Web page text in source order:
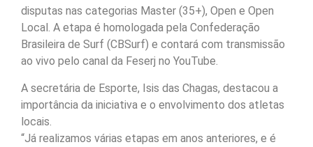
disputas nas categorias Master (35+), Open e Open
Local. A etapa é homologada pela Confederação
Brasileira de Surf (CBSurf) e contará com transmissão
ao vivo pelo canal da Feserj no YouTube.
A secretária de Esporte, Isis das Chagas, destacou a
importância da iniciativa e o envolvimento dos atletas
locais.
“Já realizamos várias etapas em anos anteriores, e é